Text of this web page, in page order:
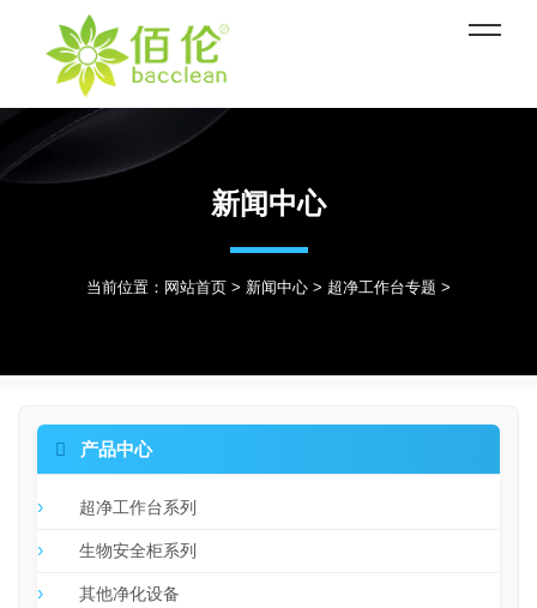
新闻中心
当前位置： 网站首页 > 新闻中心 > 超净工作台专题 >
 产品中心
超净工作台系列
生物安全柜系列
其他净化设备